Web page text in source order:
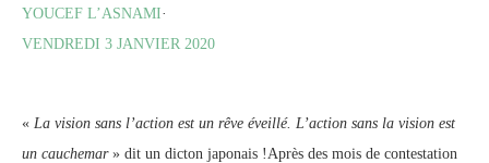
YOUCEF L’ASNAMI·
VENDREDI 3 JANVIER 2020
« La vision sans l’action est un rêve éveillé. L’action sans la vision est
un cauchemar» dit un dicton japonais !Après des mois de contestation